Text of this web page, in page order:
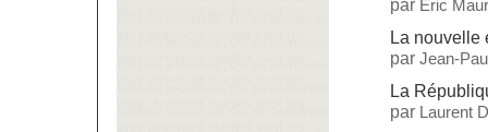
par Eric
La nouvelle
par Jean-
La
par Laurent